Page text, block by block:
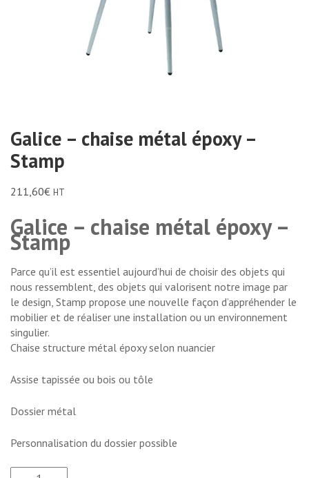
Galice – chaise métal époxy –
Stamp
211,60€ HT
Galice – chaise métal époxy –
Stamp
Parce qu’il est essentiel aujourd’hui de choisir des objets qui
nous ressemblent, des objets qui valorisent notre image par
le design, Stamp propose une nouvelle façon d’appréhender le
mobilier et de réaliser une installation ou un environnement
singulier.
Chaise structure métal époxy selon nuancier
Assise tapissée ou bois ou tôle
Dossier métal
Personnalisation du dossier possible